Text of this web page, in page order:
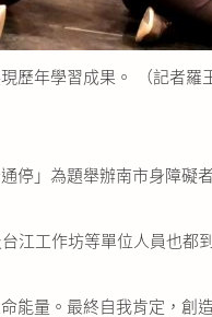
歷年學習成果。 （記者羅
」為題舉辦南市身障礙
江工作坊等單位人員也都
量。最終自我肯定，創